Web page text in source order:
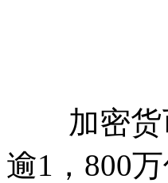
加密货币
逾1，800